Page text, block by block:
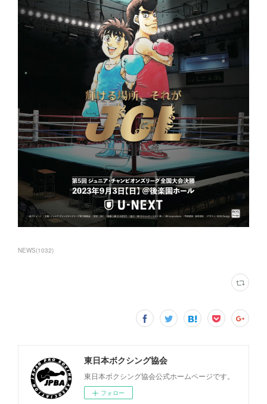
NEWS(1032)
東日本ボクシング協会
東日本ボクシング協会公式ホームページです。
フォロー